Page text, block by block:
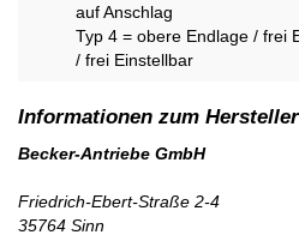
auf Anschlag
Typ 4 = obere Endlage / frei
/ frei Einstellbar
Becker-Antriebe GmbH
Friedrich-Ebert-Straße 2-4
35764 Sinn